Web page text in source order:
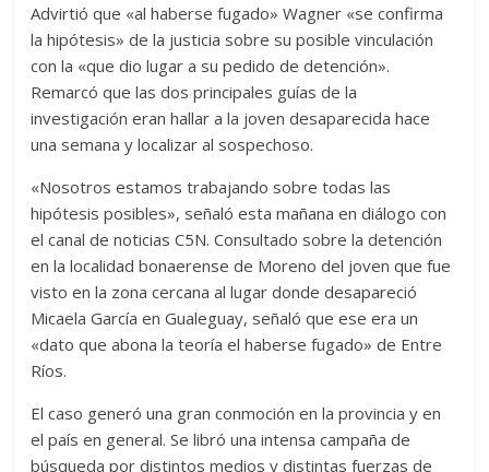
Advirtió que «al haberse fugado» Wagner «se confirma
la hipótesis» de la justicia sobre su posible vinculación
con la «que dio lugar a su pedido de detención».
Remarcó que las dos principales guías de la
investigación eran hallar a la joven desaparecida hace
una semana y localizar al sospechoso.
«Nosotros estamos trabajando sobre todas las
hipótesis posibles», señaló esta mañana en diálogo con
el canal de noticias C5N. Consultado sobre la detención
en la localidad bonaerense de Moreno del joven que fue
visto en la zona cercana al lugar donde desapareció
Micaela García en Gualeguay, señaló que ese era un
«dato que abona la teoría el haberse fugado» de Entre
Ríos.
El caso generó una gran conmoción en la provincia y en
el país en general. Se libró una intensa campaña de
búsqueda por distintos medios y distintas fuerzas de